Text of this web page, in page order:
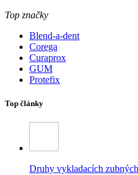
Top značky
Blend-a-dent
Corega
Curaprox
GUM
Protefix
Top články
Druhy vykladacích